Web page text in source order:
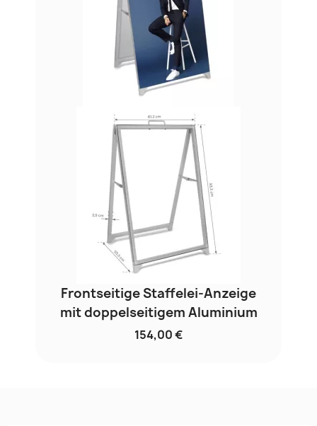
Frontseitige Staffelei-Anzeige
mit doppelseitigem Aluminium
154,00 €